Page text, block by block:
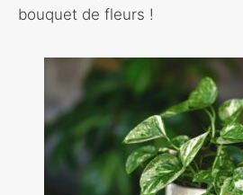
bouquet de fleurs !